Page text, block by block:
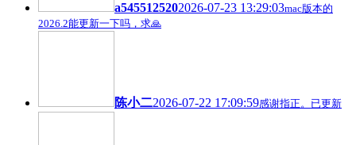
a5455125202026-07-23 13:29:03mac版本的
2026.2能更新一下吗，求🙏
陈小二2026-07-22 17:09:59感谢指正。已更新